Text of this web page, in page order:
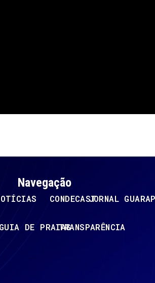
Navegação
CONDECASTJORNAL
GUIA DE PRAIASTRANSPARÊNCIA